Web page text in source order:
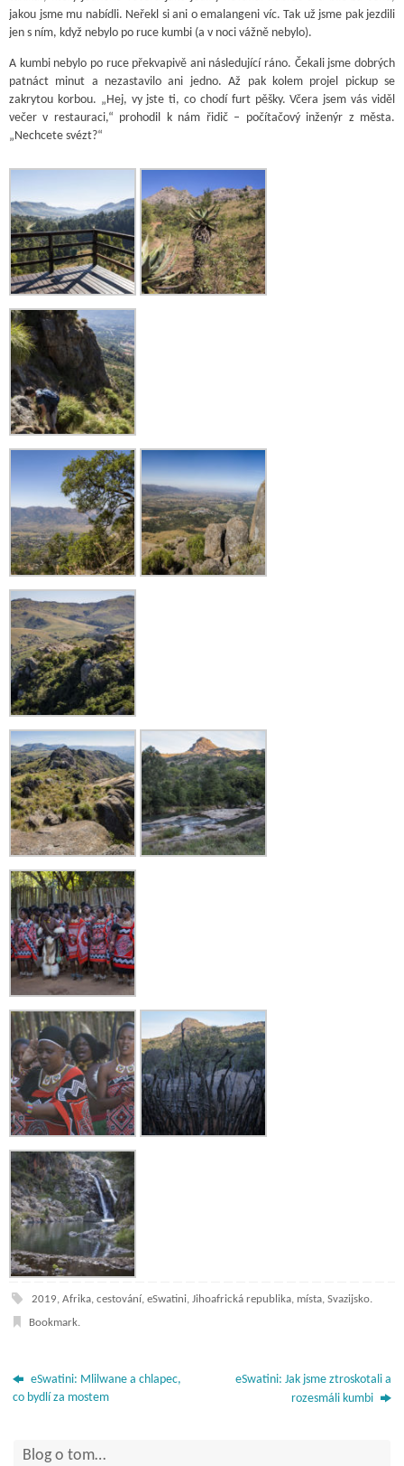
jakou jsme mu nabídli. Neřekl si ani o emalangeni víc. Tak už jsme pak jezdili
jen s ním, když nebylo po ruce kumbi (a v noci vážně nebylo).
A kumbi nebylo po ruce překvapivě ani následující ráno. Čekali jsme dobrých
patnáct minut a nezastavilo ani jedno. Až pak kolem projel pickup se
zakrytou korbou. „Hej, vy jste ti, co chodí furt pěšky. Včera jsem vás viděl
večer v restauraci,“ prohodil k nám řidič – počítačový inženýr z města.
„Nechcete svézt?“
2019, Afrika, cestování, eSwatini, Jihoafrická republika, místa, Svazijsko.
Bookmark.
eSwatini: Mlilwane a chlapec,
co bydlí za mostem
eSwatini: Jak jsme ztroskotali a
rozesmáli kumbi
Blog o tom…